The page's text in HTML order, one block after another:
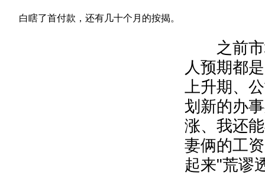
白瞎了首付款，还有几十个月的按揭。
之前市
人预期都
上升期、
划新的办
涨、我还
妻俩的工
起来"荒谬